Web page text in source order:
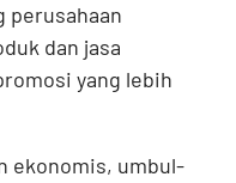
perusahaan
dan jasa
yang lebih
ekonomis, umbul-